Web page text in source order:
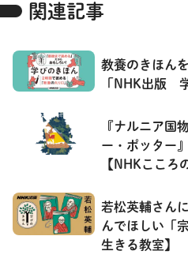
関連記事
教養のきほん
「NHK出版
『ナルニア国
ー・ポッター
【NHKこころ
若松英輔さん
んでほしい「
生きる教室】